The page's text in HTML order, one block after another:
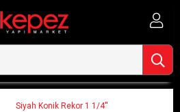
Siyah Konik Rekor 1 1/4''